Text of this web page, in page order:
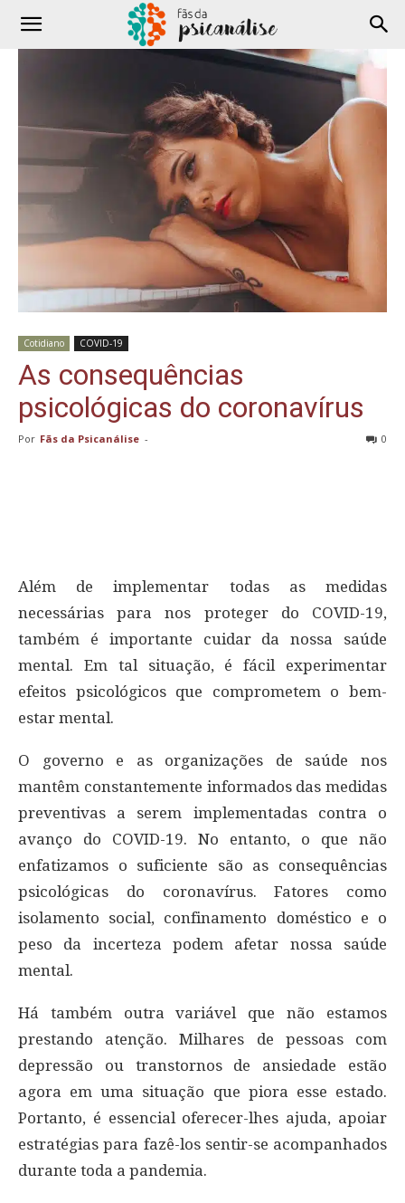
Cotidiano COVID-19
As consequências
psicológicas do coronavírus
Por Fãs da Psicanálise - 0
Além de implementar todas as medidas
necessárias para nos proteger do COVID-19,
também é importante cuidar da nossa saúde
mental. Em tal situação, é fácil experimentar
efeitos psicológicos que comprometem o bem-
estar mental.
O governo e as organizações de saúde nos
mantêm constantemente informados das medidas
preventivas a serem implementadas contra o
avanço do COVID-19. No entanto, o que não
enfatizamos o suficiente são as consequências
psicológicas do coronavírus. Fatores como
isolamento social, confinamento doméstico e o
peso da incerteza podem afetar nossa saúde
mental.
Há também outra variável que não estamos
prestando atenção. Milhares de pessoas com
depressão ou transtornos de ansiedade estão
agora em uma situação que piora esse estado.
Portanto, é essencial oferecer-lhes ajuda, apoiar
estratégias para fazê-los sentir-se acompanhados
durante toda a pandemia.